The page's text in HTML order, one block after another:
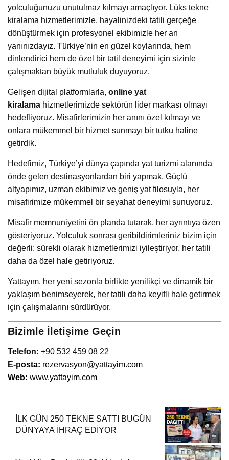
yolculuğunuzu unutulmaz kılmayı amaçlıyor. Lüks tekne
kiralama hizmetlerimizle, hayalinizdeki tatili gerçeğe
dönüştürmek için profesyonel ekibimizle her an
yanınızdayız. Türkiye’nin en güzel koylarında, hem
dinlendirici hem de özel bir tatil deneyimi için sizinle
çalışmaktan büyük mutluluk duyuyoruz.
Gelişen dijital platformlarla, online yat
kiralama hizmetlerimizde sektörün lider markası olmayı
hedefliyoruz. Misafirlerimizin her anını özel kılmayı ve
onlara mükemmel bir hizmet sunmayı bir tutku haline
getirdik.
Hedefimiz, Türkiye’yi dünya çapında yat turizmi alanında
önde gelen destinasyonlardan biri yapmak. Güçlü
altyapımız, uzman ekibimiz ve geniş yat filosuyla, her
misafirimize mükemmel bir seyahat deneyimi sunuyoruz.
Misafir memnuniyetini ön planda tutarak, her ayrıntıya özen
gösteriyoruz. Yolculuk sonrası geribildirimleriniz bizim için
değerli; sürekli olarak hizmetlerimizi iyileştiriyor, her tatili
daha da özel hale getiriyoruz.
Yattayım, her yeni sezonla birlikte yenilikçi ve dinamik bir
yaklaşım benimseyerek, her tatili daha keyifli hale getirmek
için çalışmalarını sürdürüyor.
Bizimle İletişime Geçin
Telefon: +90 532 459 08 22
E-posta: rezervasyon@yattayim.com
Web: www.yattayim.com
İLK GÜN 250 TEKNE SATTI BUGÜN
DÜNYAYA İHRAÇ EDİYOR